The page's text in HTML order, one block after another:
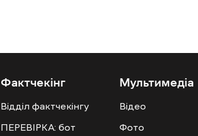
Фактчекінг
Відділ фактчекінгу
ПЕРЕВІРКА: бот
Мультимедіа
Відео
Фото